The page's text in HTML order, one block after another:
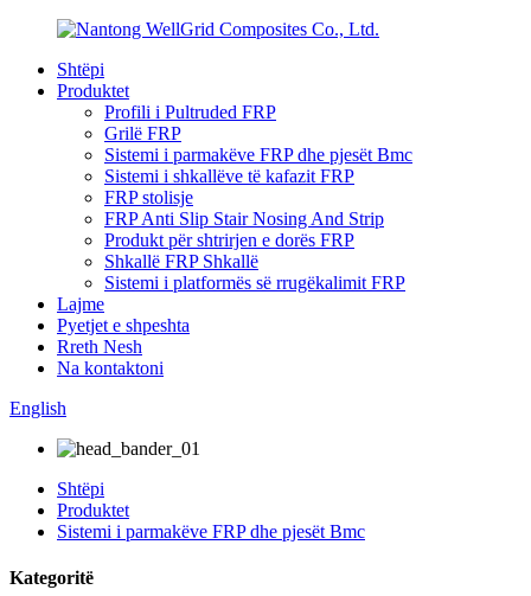
Shtëpi
Produktet
Profili i Pultruded FRP
Grilë FRP
Sistemi i parmakëve FRP dhe pjesët Bmc
Sistemi i shkallëve të kafazit FRP
FRP stolisje
FRP Anti Slip Stair Nosing And Strip
Produkt për shtrirjen e dorës FRP
Shkallë FRP Shkallë
Sistemi i platformës së rrugëkalimit FRP
Lajme
Pyetjet e shpeshta
Rreth Nesh
Na kontaktoni
English
Shtëpi
Produktet
Sistemi i parmakëve FRP dhe pjesët Bmc
Kategoritë